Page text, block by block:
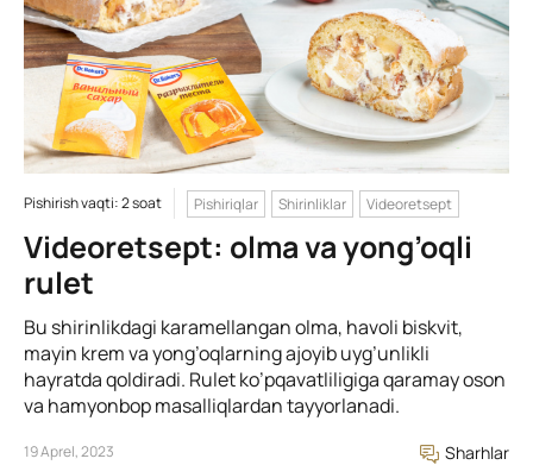
Pishirish vaqti: 2 soat Pishiriqlar Shirinliklar Videoretsept
Videoretsept: olma va yong’oqli
rulet
Bu shirinlikdagi karamellangan olma, havoli biskvit,
mayin krem va yong’oqlarning ajoyib uyg’unlikli
hayratda qoldiradi. Rulet ko’pqavatliligiga qaramay oson
va hamyonbop masalliqlardan tayyorlanadi.
19 Aprel, 2023 Sharhlar